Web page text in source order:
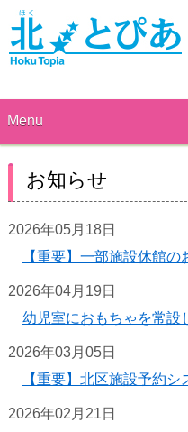
Menu
お知らせ
2026年05月18日
【重要】一部施設休館の
2026年04月19日
幼児室におもちゃを常設
2026年03月05日
【重要】北区施設予約
2026年02月21日